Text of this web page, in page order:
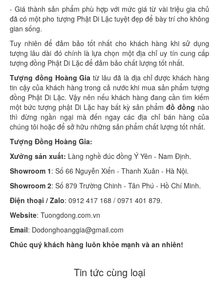
- Giá thành sản phẩm phù hợp với mức giá từ vài triệu gia chủ
đã có một pho tượng Phật Di Lặc tuyệt đẹp để bày trí cho không
gian sống.
Tuy nhiên để đảm bảo tốt nhất cho khách hàng khi sử dụng
tượng lâu dài đó chính là lựa chọn một địa chỉ uy tín cung cấp
tượng đồng Phật Di Lặc để đảm bảo chất lượng tốt nhất.
Tượng đồng Hoàng Gia từ lâu đã là địa chỉ được khách hàng
tin cậy của khách hàng trong cả nước khi mua sản phẩm tượng
đồng Phật Di Lặc. Vậy nên nếu khách hàng đang cần tìm kiếm
một bức tượng phật Di Lặc hay bất kỳ sản phẩm đồ đồng nào
thì đừng ngần ngại mà đến ngay các địa chỉ bán hàng của
chúng tôi hoặc để sở hữu những sản phẩm chất lượng tốt nhất.
Tượng Đồng Hoàng Gia:
Xưởng sản xuất: Làng nghề đúc đồng Ý Yên - Nam Định.
Showroom 1: Số 66 Nguyễn Xiển - Thanh Xuân - Hà Nội.
Showroom 2: Số 879 Trường Chinh - Tân Phú - Hồ Chí Minh.
Điện thoại / Zalo: 0912 417 168 / 0971 401 879.
Website: Tuongdong.com.vn
Email: Dodonghoanggia@gmail.com
Chúc quý khách hàng luôn khỏe mạnh và an nhiên!
Tin tức cùng loại